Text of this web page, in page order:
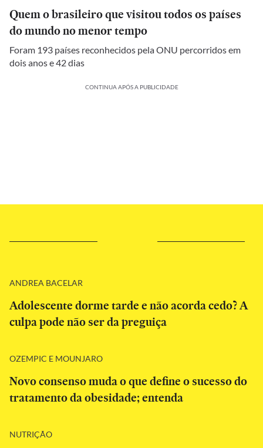
Quem o brasileiro que visitou todos os países
do mundo no menor tempo
Foram 193 países reconhecidos pela ONU percorridos em
dois anos e 42 dias
CONTINUA APÓS A PUBLICIDADE
ANDREA BACELAR
Adolescente dorme tarde e não acorda cedo? A
culpa pode não ser da preguiça
OZEMPIC E MOUNJARO
Novo consenso muda o que define o sucesso do
tratamento da obesidade; entenda
NUTRIÇÃO